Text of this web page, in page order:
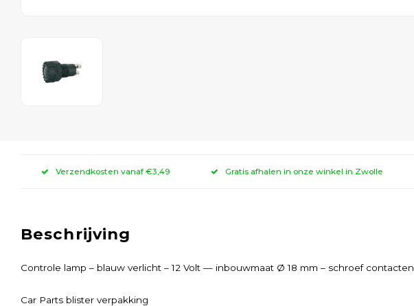
Verzendkosten vanaf €3,49 Gratis afhalen in onze winkel in Zwolle
Beschrijving
Controle lamp – blauw verlicht – 12 Volt — inbouwmaat Ø 18 mm – schroef contacten
Car Parts blister verpakking